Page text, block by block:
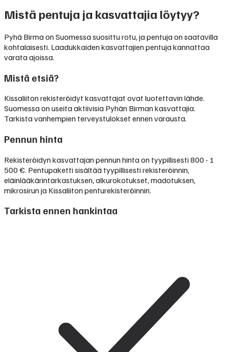
Mistä pentuja ja kasvattajia löytyy?
Pyhä Birma on Suomessa suosittu rotu, ja pentuja on saatavilla
kohtalaisesti. Laadukkaiden kasvattajien pentuja kannattaa
varata ajoissa.
Mistä etsiä?
Kissaliiton rekisteröidyt kasvattajat ovat luotettavin lähde.
Suomessa on useita aktiivisia Pyhän Birman kasvattajia.
Tarkista vanhempien terveystulokset ennen varausta.
Pennun hinta
Rekisteröidyn kasvattajan pennun hinta on tyypillisesti800 - 1
500 €. Pentupaketti sisältää tyypillisesti rekisteröinnin,
eläinlääkärintarkastuksen, alkurokotukset, madotuksen,
mikrosirun ja Kissaliiton penturekisteröinnin.
Tarkista ennen hankintaa